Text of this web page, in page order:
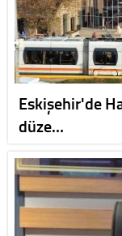
Eskişehir'de
düze…